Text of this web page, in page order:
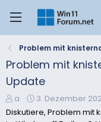
Problem mit
Problem mit
Update
E
r
a.
E
r
3. Dezember
Diskutiere, Problem mit